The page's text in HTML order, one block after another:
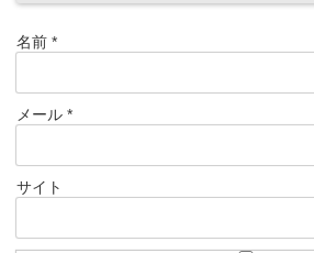
名前 *
メール *
サイト